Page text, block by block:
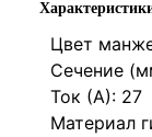
Цвет
Сечение
Ток (А): 27
Материал